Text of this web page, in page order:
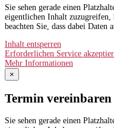
Sie sehen gerade einen
eigentlichen Inhalt
beachten Sie, dass dabei Daten
Inhalt entsperren
Erforderlichen Service
Mehr Informationen
×
Termin vereinbaren
Sie sehen gerade einen